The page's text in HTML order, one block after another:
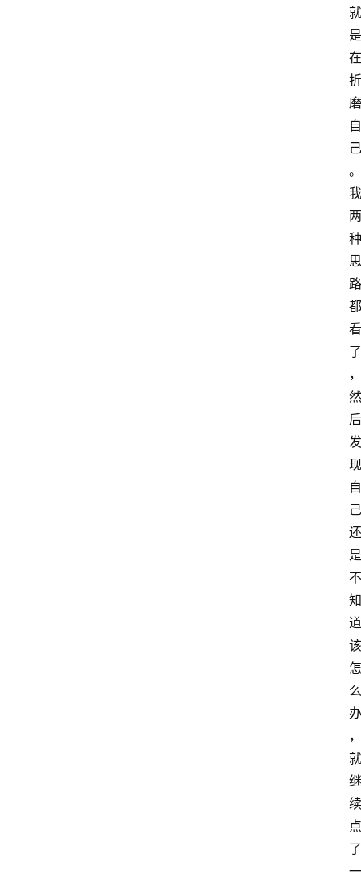
就
是
在
折
磨
自
己
。
我
两
种
思
路
都
看
了
，
然
后
发
现
自
己
还
是
不
知
道
该
怎
么
办
，
就
继
续
点
了
一